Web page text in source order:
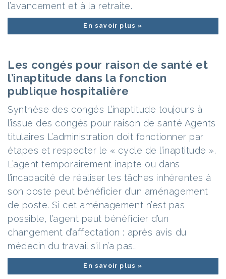
l’avancement et à la retraite.
En savoir plus »
Les congés pour raison de santé et
l’inaptitude dans la fonction
publique hospitalière
Synthèse des congés L’inaptitude toujours à
l’issue des congés pour raison de santé Agents
titulaires L’administration doit fonctionner par
étapes et respecter le « cycle de l’inaptitude ».
L’agent temporairement inapte ou dans
l’incapacité de réaliser les tâches inhérentes à
son poste peut bénéficier d’un aménagement
de poste. Si cet aménagement n’est pas
possible, l’agent peut bénéficier d’un
changement d’affectation : après avis du
médecin du travail s’il n’a pas…
En savoir plus »